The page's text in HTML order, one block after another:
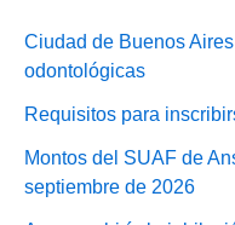
Ciudad de Buenos
odontológicas
Requisitos para
Montos del SUAF de
septiembre de 2026